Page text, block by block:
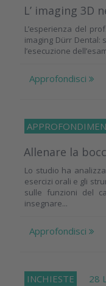
L’ imaging 3D
L’esperienza del
imaging Dürr Dental:
l’esecuzione
Approfondisci
Allenare la
Lo studio ha
esercizi orali e gli
sulle funzioni del
insegnare...
Approfondisci
INCHIESTE 28